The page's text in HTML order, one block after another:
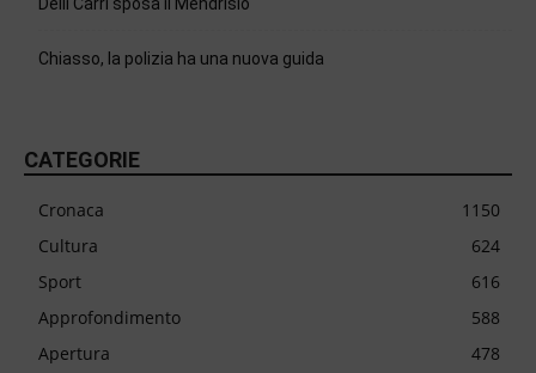
Delli Carri sposa il Mendrisio
Chiasso, la polizia ha una nuova guida
CATEGORIE
Cronaca
1150
Cultura
624
Sport
616
Approfondimento
588
Apertura
478